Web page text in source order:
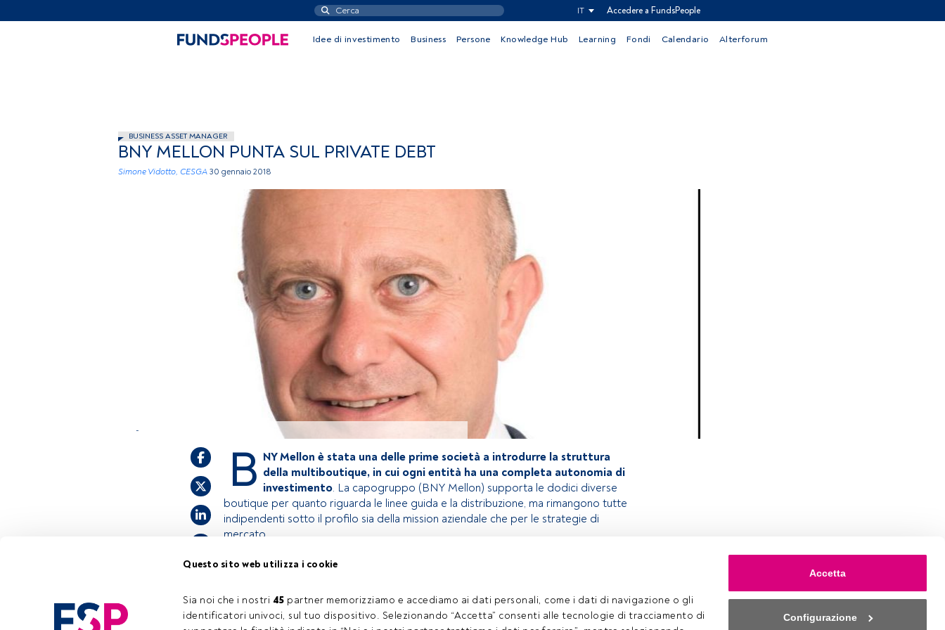
Questo sito web utilizza i cookie
Sia noi che i nostri 45 partner memorizziamo e accediamo ai dati personali, come i dati di navigazione o gli
identificatori univoci, sul tuo dispositivo. Selezionando “Accetta” consenti alle tecnologie di tracciamento di
Accetta
Configurazione
IT Accedere a FundsPeople
Idee di investimento Business Persone Knowledge Hub Learning Fondi Calendario Alterforum
BUSINESS ASSET MANAGER
BNY MELLON PUNTA SUL PRIVATE DEBT
Simone Vidotto, CESGA 30 gennaio 2018
-
Tempo di lettura:
B NY Mellon è stata una delle prime società a introdurre la struttura
della multiboutique, in cui ogni entità ha una completa autonomia di
investimento. La capogruppo (BNY Mellon) supporta le dodici diverse
boutique per quanto riguarda le linee guida e la distribuzione, ma rimangono tutte
indipendenti sotto il profilo sia della mission aziendale che per le strategie di
mercato.
accedi tramite il pulsante Login. Se non hai ancora un account, ti invitiamo a
registrarti per scoprire tutti i contenuti che FundsPeople ha da offrire.